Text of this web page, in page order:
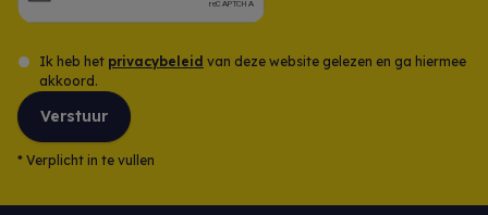
Ik heb het privacybeleid van deze website gelezen en ga hiermee
akkoord.
Verstuur
* Verplicht in te vullen